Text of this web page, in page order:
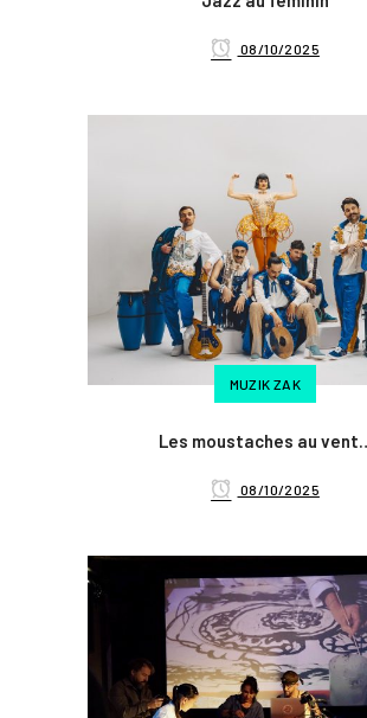
08/10/2025
MUZIK ZAK
Les moustaches au
08/10/2025